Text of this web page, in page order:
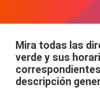
Mira todas las
verde y sus
descripción